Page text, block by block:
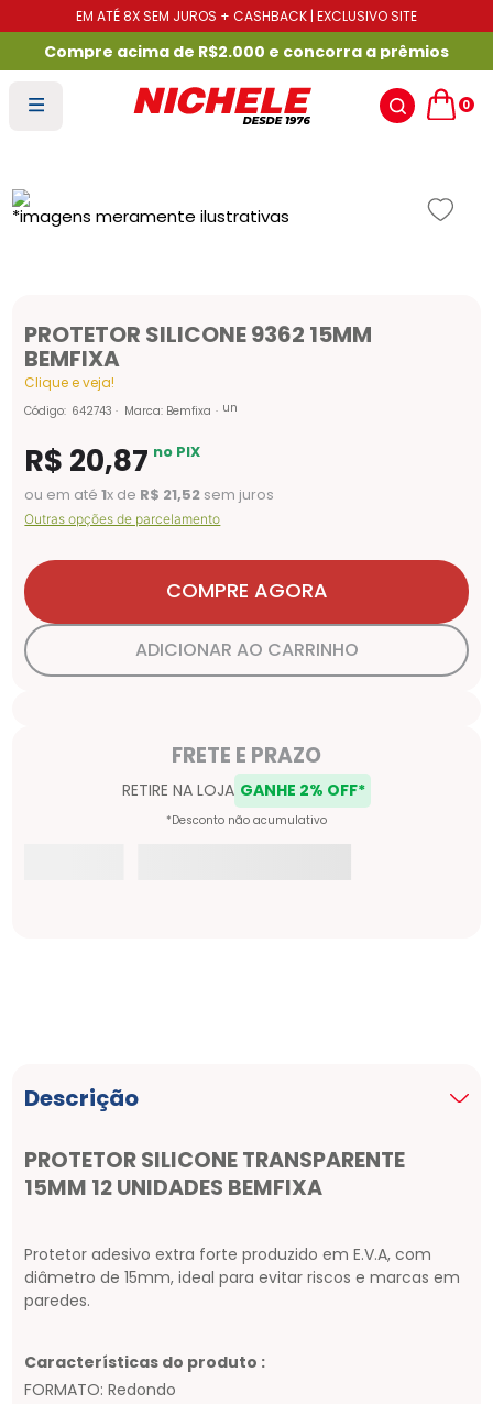
EM ATÉ 8X SEM JUROS + CASHBACK | EXCLUSIVO SITE
Compre acima de R$2.000 e concorra a prêmios
0
PROTETOR SILICONE 9362 15MM
BEMFIXA
Clique e veja!
Código: 642743 Marca: Bemfixa un
R$ 20,87 no PIX
ou em até1x de R$ 21,52 sem juros
Outras opções de parcelamento
COMPRE AGORA
ADICIONAR AO CARRINHO
Descrição
PROTETOR SILICONE TRANSPARENTE
15MM 12 UNIDADES BEMFIXA
Protetor adesivo extra forte produzido em E.V.A, com
diâmetro de 15mm, ideal para evitar riscos e marcas em
paredes.
Características do produto :
FORMATO: Redondo